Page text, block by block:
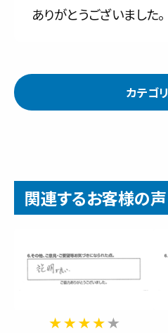
ありがとうございました。
カテゴリ
関連するお客様の声